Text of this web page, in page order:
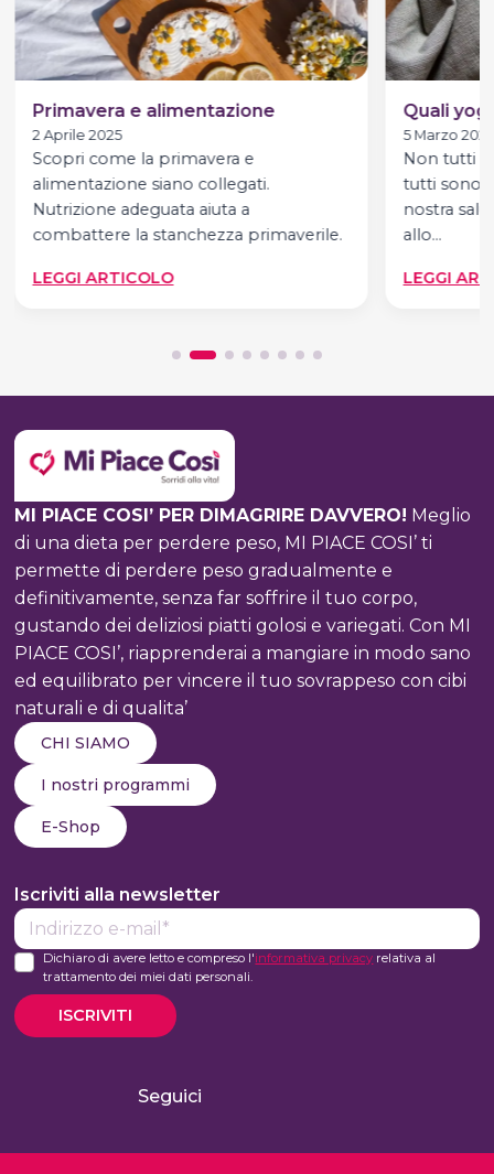
Primavera e alimentazione
2 Aprile 2025
Scopri come la primavera e
alimentazione siano collegati.
Nutrizione adeguata aiuta a
combattere la stanchezza primaverile.
LEGGI ARTICOLO:
ALIMENTAZIONE
Quali
5 Marzo 2025
Non tutti
tutti sono
nostra
allo…
LEGGI
MI PIACE COSI’ PER DIMAGRIRE DAVVERO! Meglio
di una dieta per perdere peso, MI PIACE COSI’ ti
permette di perdere peso gradualmente e
definitivamente, senza far soffrire il tuo corpo,
gustando dei deliziosi piatti golosi e variegati. Con MI
PIACE COSI’, riapprenderai a mangiare in modo sano
ed equilibrato per vincere il tuo sovrappeso con cibi
naturali e di qualita’
CHI SIAMO
I nostri programmi
E-Shop
Iscriviti alla newsletter
E-
mail*Dichiaro di avere letto e compreso l'informativa privacy relativa al
trattamento dei miei dati personali.
ISCRIVITI
Seguici